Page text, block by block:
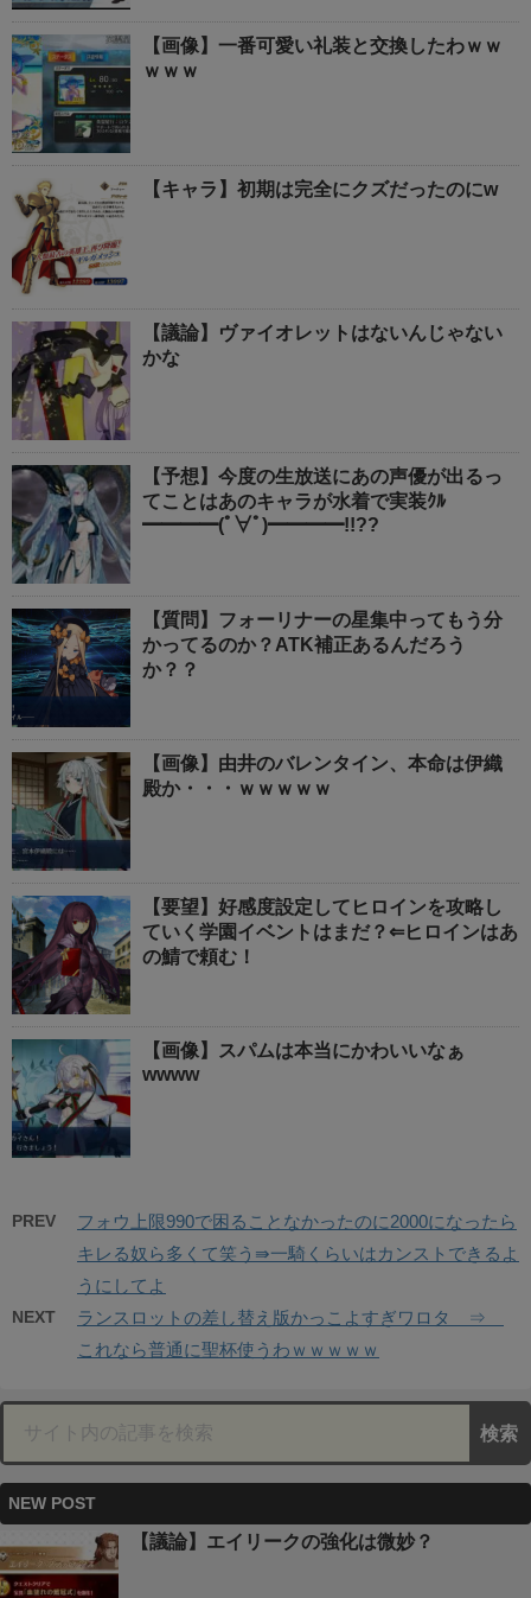
【画像】一番可愛い礼装と交換したわｗｗ
ｗｗｗ
【キャラ】初期は完全にクズだったのにw
【議論】ヴァイオレットはないんじゃない
かな
【予想】今度の生放送にあの声優が出るっ
てことはあのキャラが水着で実装ｸﾙ
━━━━(ﾟ∀ﾟ)━━━━!!??
【質問】フォーリナーの星集中ってもう分
かってるのか？ATK補正あるんだろう
か？？
【画像】由井のバレンタイン、本命は伊織
殿か・・・ｗｗｗｗｗ
【要望】好感度設定してヒロインを攻略し
ていく学園イベントはまだ？⇐ヒロインはあ
の鯖で頼む！
【画像】スパムは本当にかわいいなぁ
wwww
PREV
フォウ上限990で困ることなかったのに2000になったら
キレる奴ら多くて笑う⇛一騎くらいはカンストできるよ
うにしてよ
NEXT
ランスロットの差し替え版かっこよすぎワロタ ⇒
これなら普通に聖杯使うわｗｗｗｗｗ
NEW POST
【議論】エイリークの強化は微妙？